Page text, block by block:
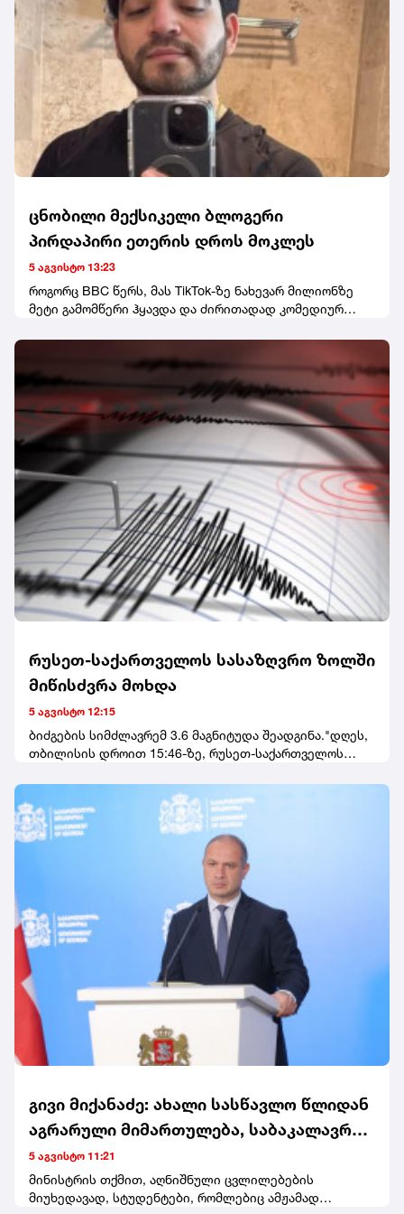
მმართველობის საბჭოს თავმჯდომარედ ირაკლი
ფავლენიშვილი აირჩიეს. ღონისძიებაზე დღეს არ
გამოჩენილა ნანუკა ჟორჟოლიანი, თუმცა ყრილობას
სტუმრის სტატუსით ესწრებოდა თანამოაზრე მარიზი
კობახიძე. ყრილობას წინ უძღოდა დაპირისპირება თინა
ბოკუჩავასა და პარტიის სხვა წევრებს შორის. თინა
ბოკუჩავამ კი, მედიასთან განაცხადა, რომ ამ საბჭოში
საკუთარ თავს ვერ ხედავს.
ცნობილი მექსიკელი ბლოგერი
პირდაპირი ეთერის დროს მოკლეს
5 აგვისტო 13:23
როგორც BBC წერს, მას TikTok-ზე ნახევარ მილიონზე
მეტი გამომწერი ჰყავდა და ძირითადად კომედიურ
პოლიციას ჯერჯერობით არავინ დაუკავებია.
ეჭვმიტანილები ადგილიდან მიიმალნენ.ცნობისთვის,
ეს მექსიკაში ინფლუენსერის მკვლელობის პირველი
შემთხვევა არ არის. გასულ წელს, 23 წლის ვალერია
მარკესი სილამაზის სალონში, TikTok-ზე პირდაპირი
ეთერის დროს მოკლეს.
რუსეთ-საქართველოს სასაზღვრო ზოლში
მიწისძვრა მოხდა
5 აგვისტო 12:15
ბიძგების სიმძლავრემ 3.6 მაგნიტუდა შეადგინა."დღეს,
თბილისის დროით 15:46-ზე, რუსეთ-საქართველოს
მიწისძვრა", - აღნიშნულია განცხადებაში.
გივი მიქანაძე: ახალი სასწავლო წლიდან
აგრარული მიმართულება, საბაკალავრო
და სამაგისტრო საგანმანათლებლო
პროგრამები, მთლიანად გადადის
სოხუმის სახელმწიფო უნივერსიტეტში
5 აგვისტო 11:21
მინისტრის თქმით, აღნიშნული ცვლილებების
მიუხედავად, სტუდენტები, რომლებიც ამჟამად